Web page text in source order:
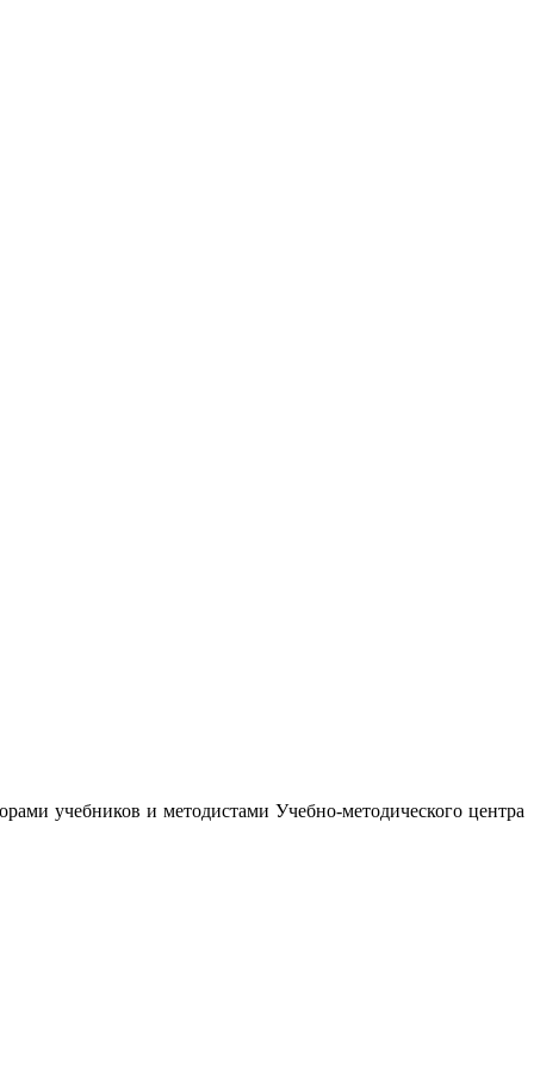
учебников и методистами Учебно-методического центра